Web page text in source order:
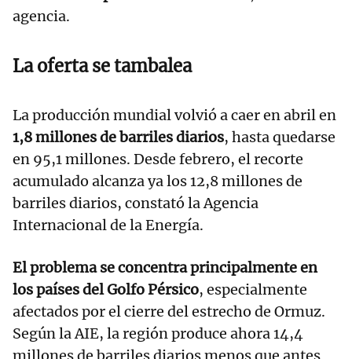
agencia.
La oferta se tambalea
La producción mundial volvió a caer en abril en
1,8 millones de barriles diarios, hasta quedarse
en 95,1 millones. Desde febrero, el recorte
acumulado alcanza ya los 12,8 millones de
barriles diarios, constató la Agencia
Internacional de la Energía.
El problema se concentra principalmente en
los países del Golfo Pérsico, especialmente
afectados por el cierre del estrecho de Ormuz.
Según la AIE, la región produce ahora 14,4
millones de barriles diarios menos que antes